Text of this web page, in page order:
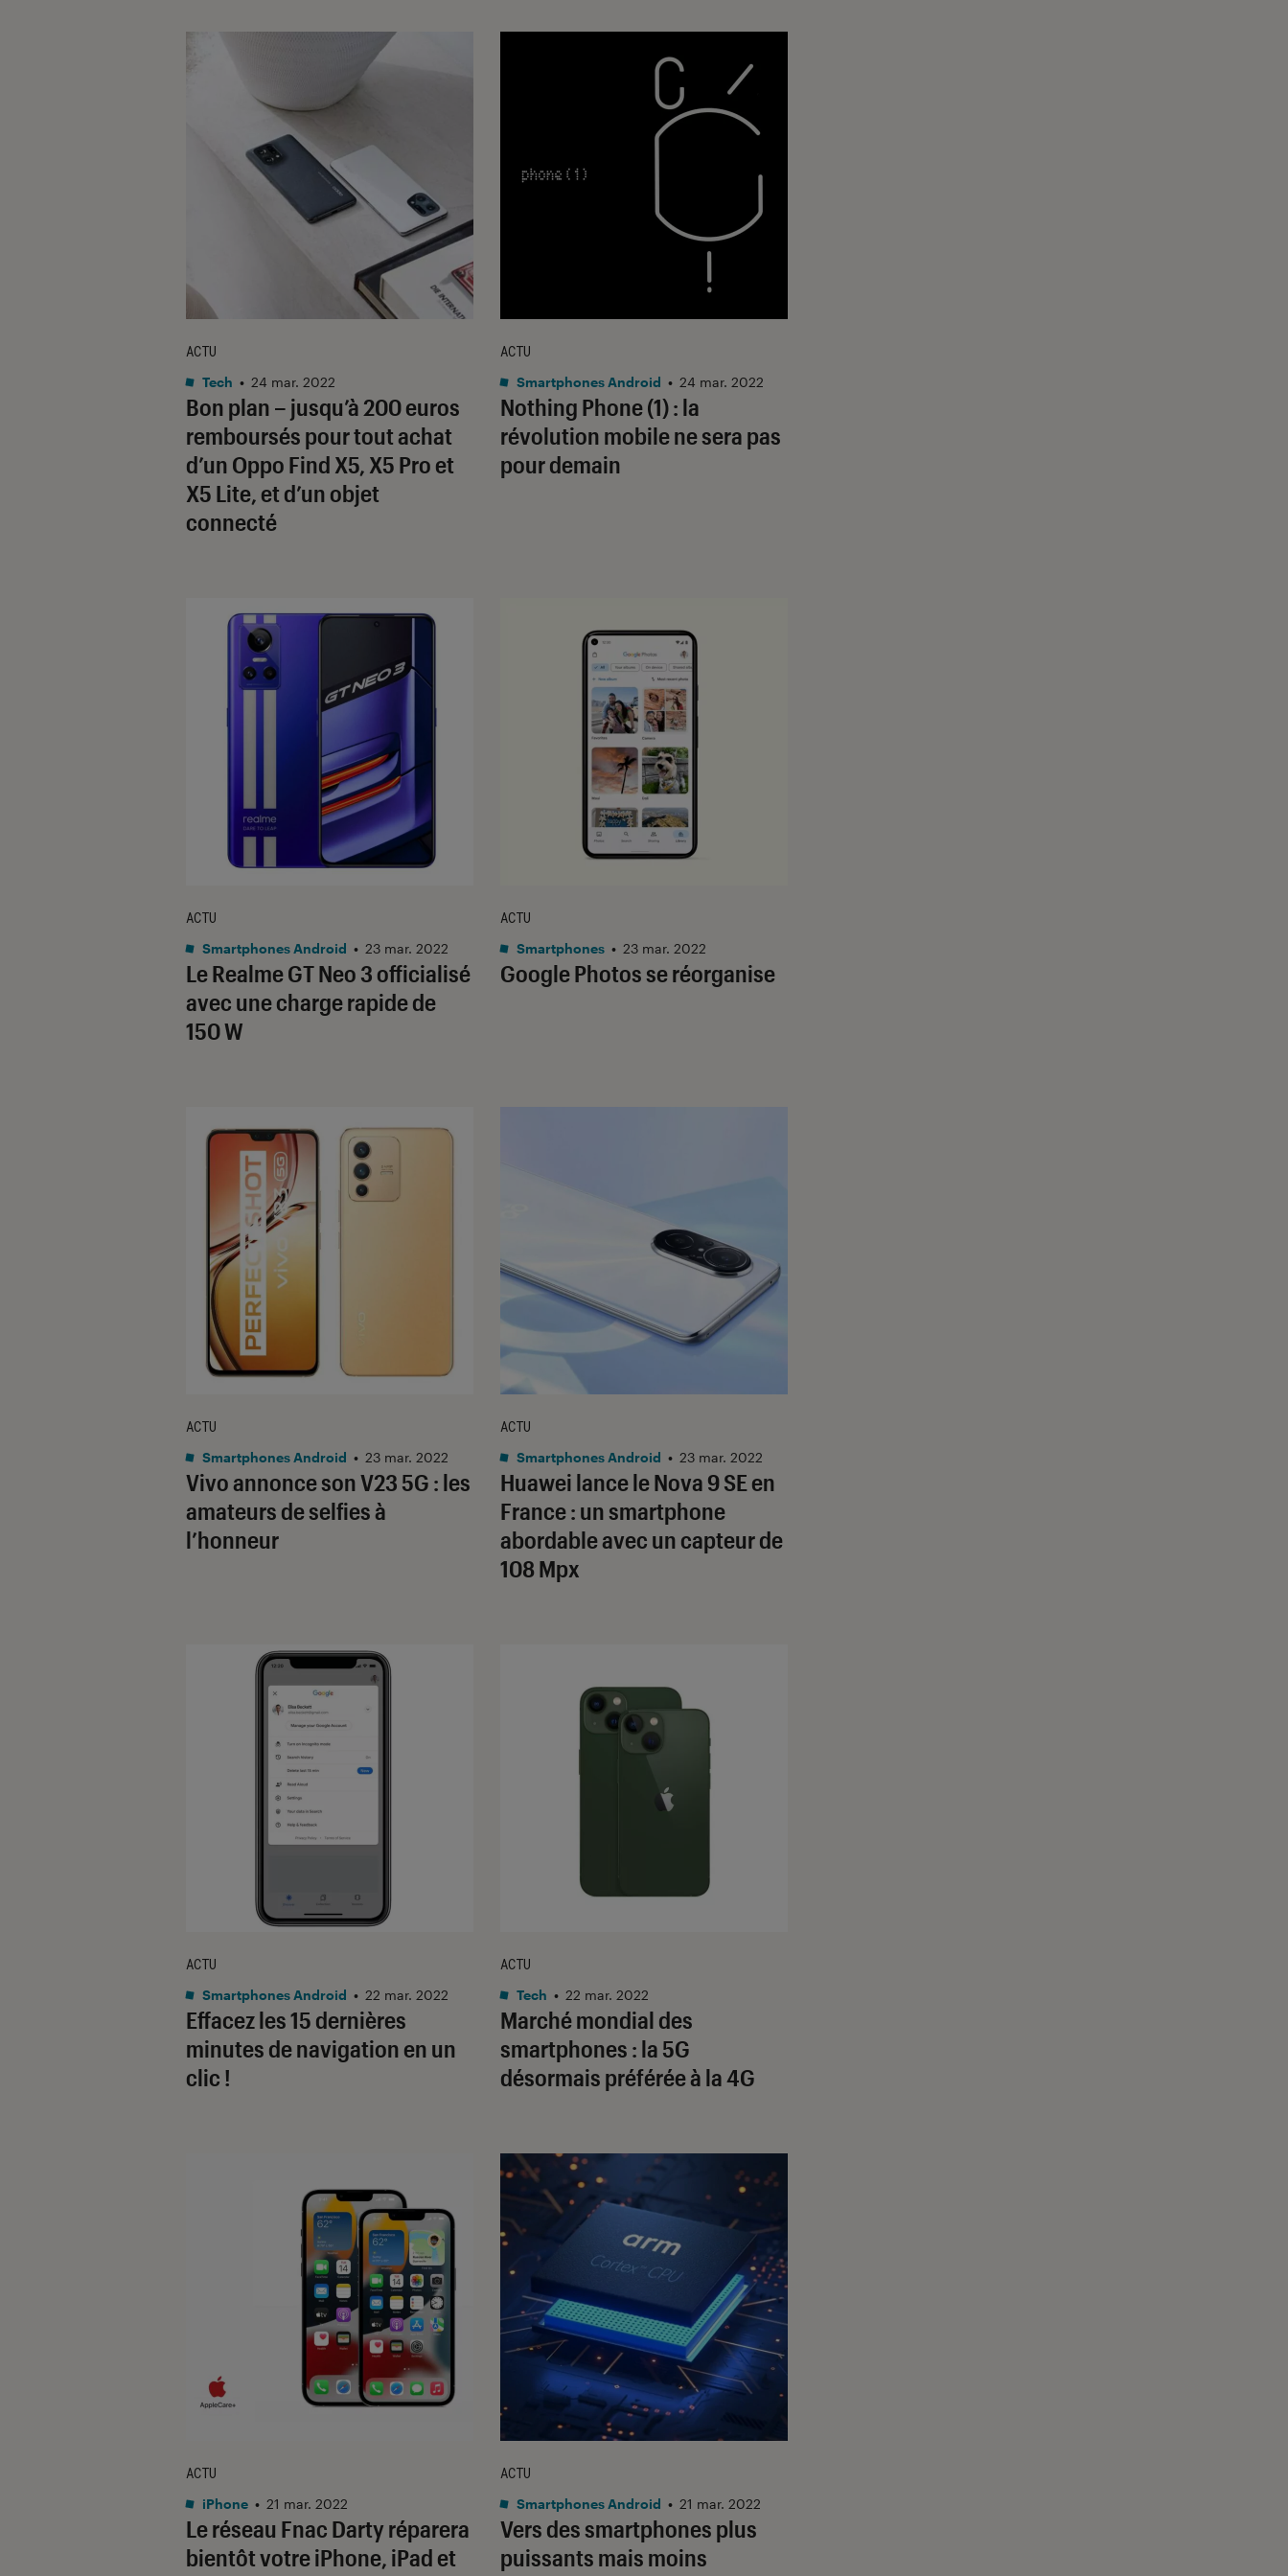
Bon plan – jusqu’à 200 euros
remboursés pour tout achat
d’un Oppo Find X5, X5 Pro et
X5 Lite, et d’un objet
connecté
ACTU
Tech • 24 mar. 2022
Nothing Phone (1) : la
révolution mobile ne sera pas
pour demain
ACTU
Smartphones Android • 24 mar. 2022
Le Realme GT Neo 3 officialisé
avec une charge rapide de
150 W
ACTU
Smartphones Android • 23 mar. 2022
Google Photos se réorganise
ACTU
Smartphones • 23 mar. 2022
Vivo annonce son V23 5G : les
amateurs de selfies à
l’honneur
ACTU
Smartphones Android • 23 mar. 2022
Huawei lance le Nova 9 SE en
France : un smartphone
abordable avec un capteur de
108 Mpx
ACTU
Smartphones Android • 23 mar. 2022
Effacez les 15 dernières
minutes de navigation en un
clic !
ACTU
Smartphones Android • 22 mar. 2022
Marché mondial des
smartphones : la 5G
désormais préférée à la 4G
ACTU
Tech • 22 mar. 2022
Le réseau Fnac Darty réparera
bientôt votre iPhone, iPad et
ACTU
iPhone • 21 mar. 2022
Vers des smartphones plus
puissants mais moins
ACTU
Smartphones Android • 21 mar. 2022